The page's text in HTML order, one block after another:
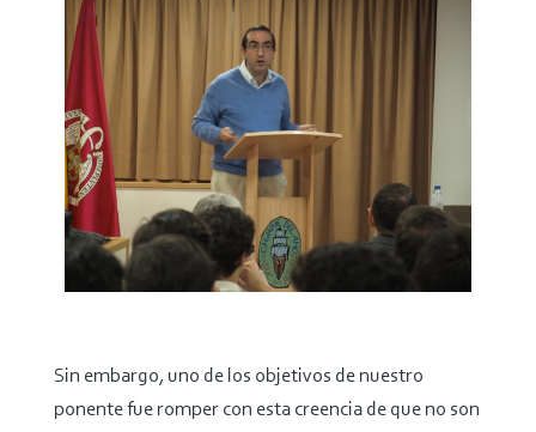
Sin embargo, uno de los objetivos de nuestro
ponente fue romper con esta creencia de que no son